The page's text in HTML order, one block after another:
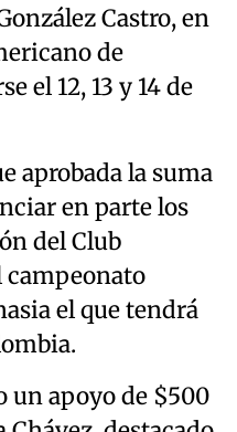
Castro, en
de
el 12, 13 y 14 de
aprobada la suma
en parte los
del Club
campeonato
el que tendrá
un apoyo de $500